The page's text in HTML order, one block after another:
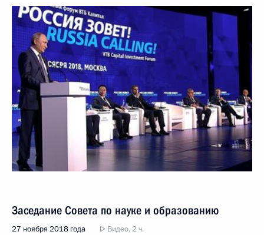
Заседание Совета по науке и образованию
27 ноября 2018 года Видео, 2 ч.